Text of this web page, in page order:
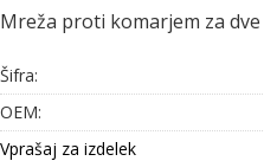
Mreža proti komarjem za dve
Šifra:
OEM:
Vprašaj za izdelek